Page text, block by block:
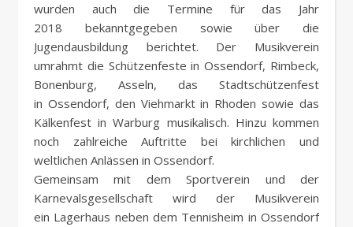
wurden auch die Termine für das Jahr
2018 bekanntgegeben sowie über die
Jugendausbildung berichtet. Der Musikverein
umrahmt die Schützenfeste in Ossendorf, Rimbeck,
Bonenburg, Asseln, das Stadtschützenfest
in Ossendorf, den Viehmarkt in Rhoden sowie das
Kälkenfest in Warburg musikalisch. Hinzu kommen
noch zahlreiche Auftritte bei kirchlichen und
weltlichen Anlässen in Ossendorf.
Gemeinsam mit dem Sportverein und der
Karnevalsgesellschaft wird der Musikverein
ein Lagerhaus neben dem Tennisheim in Ossendorf